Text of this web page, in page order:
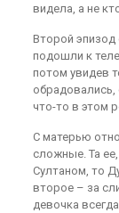
видела, а не
Второй эпизод
подошли к
потом увидев
обрадовались,
что-то в этом
С матерью
сложные. Та
Султаном, то
второе – за
девочка